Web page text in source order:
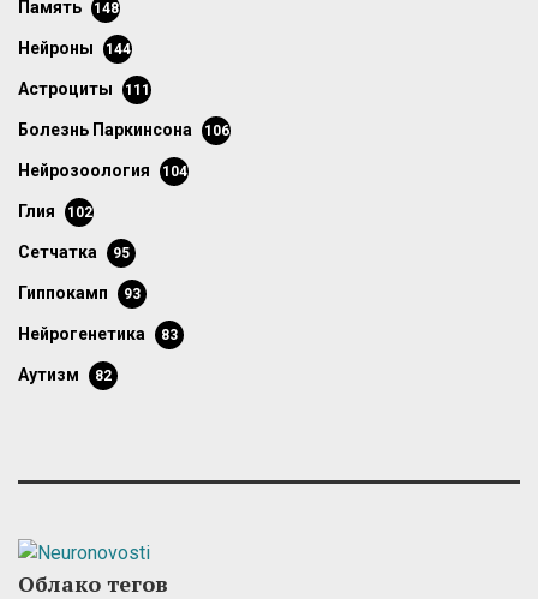
память 148
нейроны 144
астроциты 111
болезнь Паркинсона 106
нейрозоология 104
глия 102
сетчатка 95
гиппокамп 93
нейрогенетика 83
аутизм 82
Облако тегов